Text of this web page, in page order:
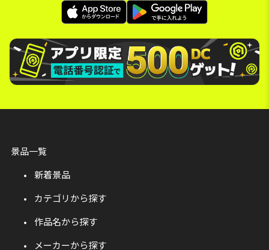
景品一覧
新着景品
カテゴリから探す
作品名から探す
メーカーから探す